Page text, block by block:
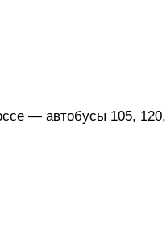
— автобусы 105, 120,